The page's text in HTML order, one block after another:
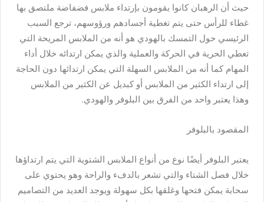
حيث أن الرهبان كانوا يقومون بإرتداء ملابس فضفاضة ملتصق بها
غطاء للرأس حتى يتم تغطية أجسادهم ورؤوسهم، ترجع السبب
الرئيسي حول التمسك بالهودي هو أنه من الملابس المريحة التي
تعطي الحرية في الحركة والعملية والذي يمكن ارتدائه خلال أداء
المهام كما أنه من الملابس السهلة التي يمكن ارتدائها دون الحاجة
إلى ارتداء الكثير من الملابس أو كبديل عن الكثير من الملابس
وهذا يعتبر واحد من الفرق بين البلوفر والهودي.
المقصود بالبلوفر
يعتبر البلوفر أيضًا نوع من أنواع الملابس الشتوية التي يتم ارتداؤها
خلال فصل الشتاء والتي تشعر بالدفء والراحة وهو يحتوي على
سحابة يمكن فتحها وغلقها بكل سهولة ويوجد العديد من التصاميم